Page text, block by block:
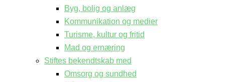
Byg, bolig og anlæg
Kommunikation og medier
Turisme, kultur og fritid
Mad og ernæring
Stiftes bekendtskab med
Omsorg og sundhed